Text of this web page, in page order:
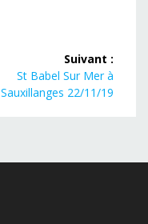
Suivant :
Article
suivant :
St Babel Sur Mer à
Sauxillanges 22/11/19